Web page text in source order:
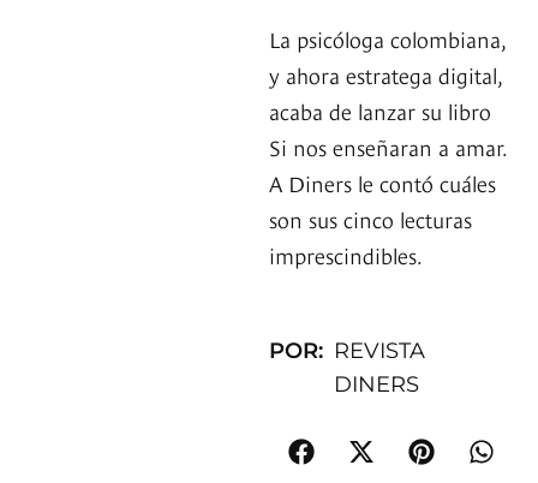
La psicóloga colombiana,
y ahora estratega digital,
acaba de lanzar su libro
Si nos enseñaran a amar.
A Diners le contó cuáles
son sus cinco lecturas
imprescindibles.
POR: REVISTA
DINERS